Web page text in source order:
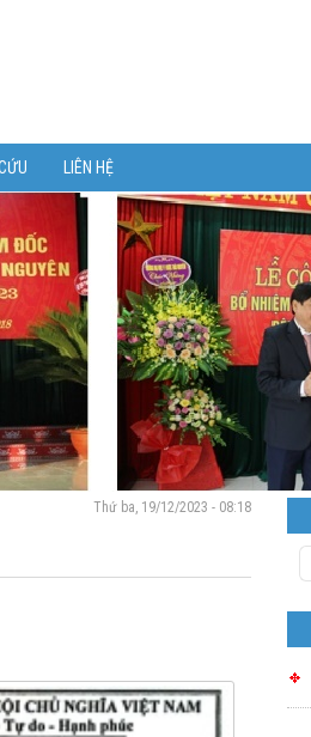
LIÊN HỆ
Thứ ba, 19/12/2023 - 08:18